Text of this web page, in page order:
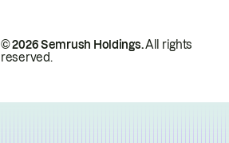
© 2026 Semrush Holdings.All rights
reserved.